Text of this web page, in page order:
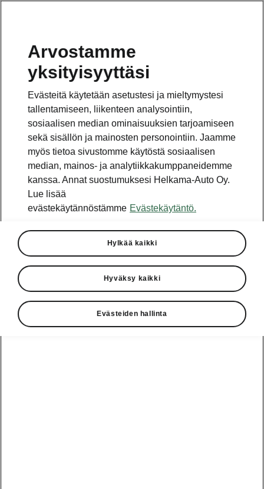
Arvostamme
yksityisyyttäsi
Evästeitä käytetään asetustesi ja mieltymystesi
tallentamiseen, liikenteen analysointiin,
sosiaalisen median ominaisuuksien tarjoamiseen
sekä sisällön ja mainosten personointiin. Jaamme
myös tietoa sivustomme käytöstä sosiaalisen
median, mainos- ja analytiikkakumppaneidemme
kanssa. Annat suostumuksesi Helkama-Auto Oy.
Lue lisää
evästekäytännöstämme Evästekäytäntö.
Hylkää kaikki
Hyväksy kaikki
Evästeiden hallinta